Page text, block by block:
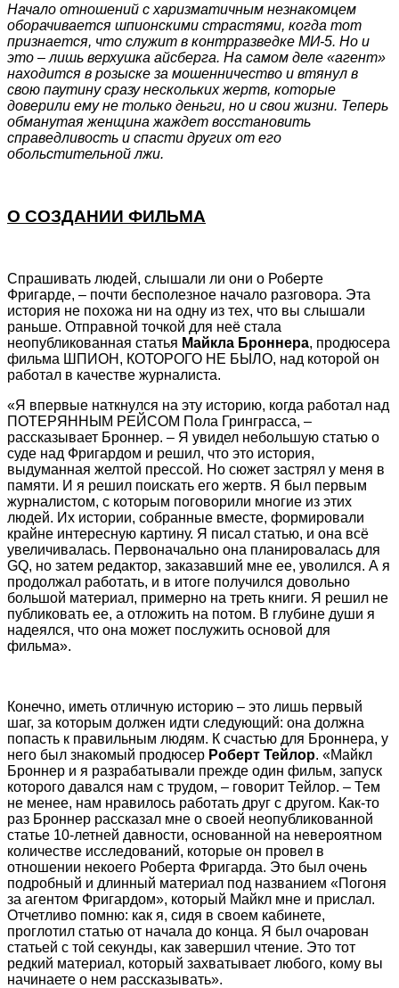
Начало отношений с харизматичным незнакомцем
оборачивается шпионскими страстями, когда тот
признается, что служит в контрразведке МИ-5. Но и
это – лишь верхушка айсберга. На самом деле «агент»
находится в розыске за мошенничество и втянул в
свою паутину сразу нескольких жертв, которые
доверили ему не только деньги, но и свои жизни. Теперь
обманутая женщина жаждет восстановить
справедливость и спасти других от его
обольстительной лжи.
О СОЗДАНИИ ФИЛЬМА
Спрашивать людей, слышали ли они о Роберте
Фригарде, – почти бесполезное начало разговора. Эта
история не похожа ни на одну из тех, что вы слышали
раньше. Отправной точкой для неё стала
неопубликованная статья Майкла Броннера, продюсера
фильма ШПИОН, КОТОРОГО НЕ БЫЛО, над которой он
работал в качестве журналиста.
«Я впервые наткнулся на эту историю, когда работал над
ПОТЕРЯННЫМ РЕЙСОМ Пола Гринграсса, –
рассказывает Броннер. – Я увидел небольшую статью о
суде над Фригардом и решил, что это история,
выдуманная желтой прессой. Но сюжет застрял у меня в
памяти. И я решил поискать его жертв. Я был первым
журналистом, с которым поговорили многие из этих
людей. Их истории, собранные вместе, формировали
крайне интересную картину. Я писал статью, и она всё
увеличивалась. Первоначально она планировалась для
GQ, но затем редактор, заказавший мне ее, уволился. А я
продолжал работать, и в итоге получился довольно
большой материал, примерно на треть книги. Я решил не
публиковать ее, а отложить на потом. В глубине души я
надеялся, что она может послужить основой для
фильма».
Конечно, иметь отличную историю – это лишь первый
шаг, за которым должен идти следующий: она должна
попасть к правильным людям. К счастью для Броннера, у
него был знакомый продюсер Роберт Тейлор. «Майкл
Броннер и я разрабатывали прежде один фильм, запуск
которого давался нам с трудом, – говорит Тейлор. – Тем
не менее, нам нравилось работать друг с другом. Как-то
раз Броннер рассказал мне о своей неопубликованной
статье 10-летней давности, основанной на невероятном
количестве исследований, которые он провел в
отношении некоего Роберта Фригарда. Это был очень
подробный и длинный материал под названием «Погоня
за агентом Фригардом», который Майкл мне и прислал.
Отчетливо помню: как я, сидя в своем кабинете,
проглотил статью от начала до конца. Я был очарован
статьей с той секунды, как завершил чтение. Это тот
редкий материал, который захватывает любого, кому вы
начинаете о нем рассказывать».